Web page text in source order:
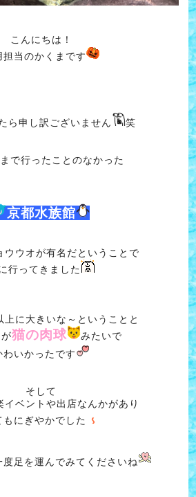
こんにちは！
担当のかくまです
ら申し訳ございません 笑
で行ったことのなかった
京都水族館
ウウオが有名だということで
行ってきました
上に大きいな～ということと
猫の肉球
みたいで
わいかったです
そして
イベントや出店なんかがあり
もにぎやかでした
度足を運んでみてくださいね